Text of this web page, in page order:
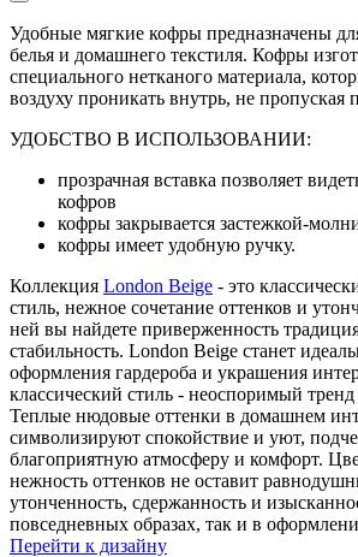
Удобные мягкие кофры предназначены
белья и домашнего текстиля. Кофры
специального нетканого материала,
воздуху проникать внутрь, не пропуская
УДОБСТВО В ИСПОЛЬЗОВАНИИ:
прозрачная вставка позволяет
кофров
кофры закрывается застежкой-
кофры имеет удобную ручку.
Коллекция London Beige - это
стиль, нежное сочетание оттенков и
ней вы найдете приверженность
стабильность. London Beige станет
оформления гардероба и украшения
классический стиль - неоспоримый тренд
Теплые нюдовые оттенки в домашнем
символизируют спокойствие и уют,
благоприятную атмосферу и комфорт.
нежность оттенков не оставит
утонченность, сдержанность и
повседневных образах, так и в
Перейти к дизайну